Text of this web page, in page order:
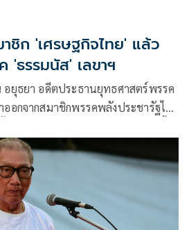
ชิก 'เศรษฐกิจไทย' แล้ว​
'ธรรมนัส'​ เลขาฯ
ธยา​ อดีตประธานยุทธศาสตร์พรรค
อกจากสมาชิกพรรคพลังประชารัฐไป
เศรษฐกิจไทยเรียบร้อยแล้ว​ หลังจากนี้
ญ่พรรค